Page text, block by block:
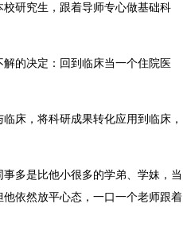
研究生，跟着导师专心做基础科
的决定：回到临床当一个住院医
，将科研成果转化应用到临床，
多是比他小很多的学弟、学妹，当
依然放平心态，一口一个老师跟着